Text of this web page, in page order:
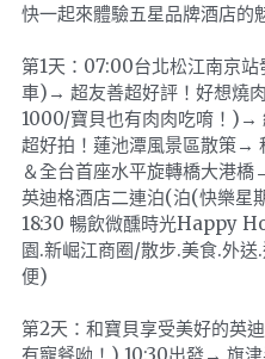
快一起來體驗五星品牌酒店的
第1天：07:00台北松江南京
車)→ 超友善超好評！好想燒
1000/寶貝也有肉肉吃唷！)→
超好拍！蓮池潭風景區散策→
＆全台首座水平旋轉橋大港
英迪格酒店二連泊(泊(快樂星
18:30 暢飲微醺時光Happy
園.新崛江商圈/散步.美食.外
便)
第2天：和寶貝享受美好的英